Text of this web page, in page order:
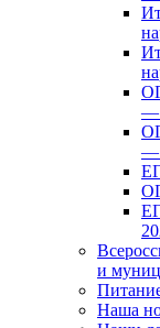
—
—
и
Наша